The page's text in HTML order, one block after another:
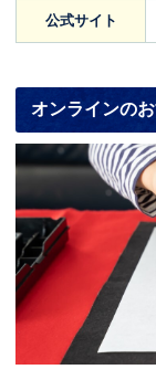
公式サイト
オンラインの